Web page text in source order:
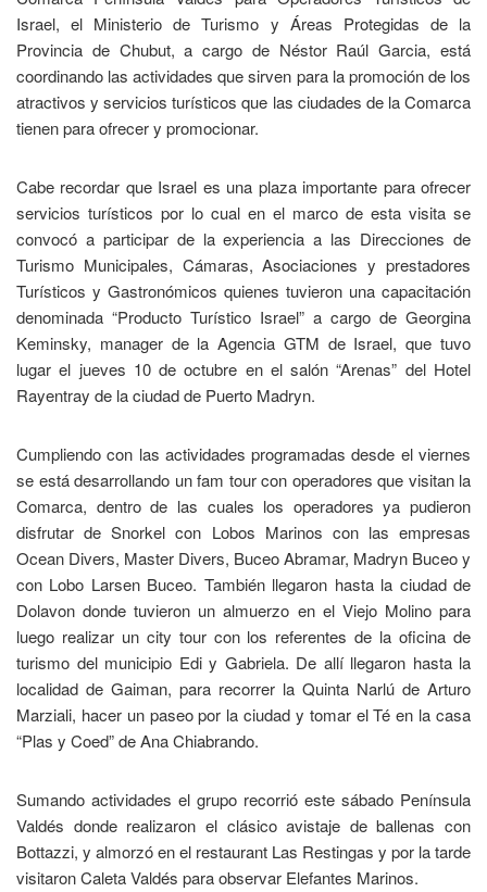
Israel, el Ministerio de Turismo y Áreas Protegidas de la
Provincia de Chubut, a cargo de Néstor Raúl Garcia, está
coordinando las actividades que sirven para la promoción de los
atractivos y servicios turísticos que las ciudades de la Comarca
tienen para ofrecer y promocionar.
Cabe recordar que Israel es una plaza importante para ofrecer
servicios turísticos por lo cual en el marco de esta visita se
convocó a participar de la experiencia a las Direcciones de
Turismo Municipales, Cámaras, Asociaciones y prestadores
Turísticos y Gastronómicos quienes tuvieron una capacitación
denominada “Producto Turístico Israel” a cargo de Georgina
Keminsky, manager de la Agencia GTM de Israel, que tuvo
lugar el jueves 10 de octubre en el salón “Arenas” del Hotel
Rayentray de la ciudad de Puerto Madryn.
Cumpliendo con las actividades programadas desde el viernes
se está desarrollando un fam tour con operadores que visitan la
Comarca, dentro de las cuales los operadores ya pudieron
disfrutar de Snorkel con Lobos Marinos con las empresas
Ocean Divers, Master Divers, Buceo Abramar, Madryn Buceo y
con Lobo Larsen Buceo. También llegaron hasta la ciudad de
Dolavon donde tuvieron un almuerzo en el Viejo Molino para
luego realizar un city tour con los referentes de la oficina de
turismo del municipio Edi y Gabriela. De allí llegaron hasta la
localidad de Gaiman, para recorrer la Quinta Narlú de Arturo
Marziali, hacer un paseo por la ciudad y tomar el Té en la casa
“Plas y Coed” de Ana Chiabrando.
Sumando actividades el grupo recorrió este sábado Península
Valdés donde realizaron el clásico avistaje de ballenas con
Bottazzi, y almorzó en el restaurant Las Restingas y por la tarde
visitaron Caleta Valdés para observar Elefantes Marinos.